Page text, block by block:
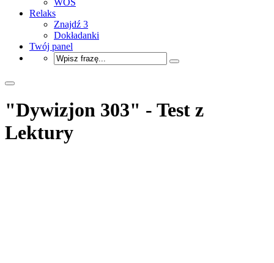
Relaks
Znajdź 3
Dokładanki
Twój panel
"Dywizjon 303" - Test z
Lektury